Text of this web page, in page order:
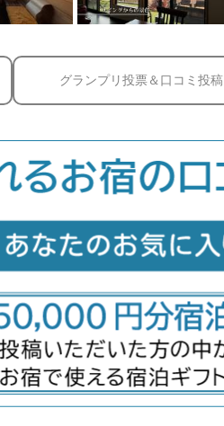
グランプリ投票＆口コミ投稿